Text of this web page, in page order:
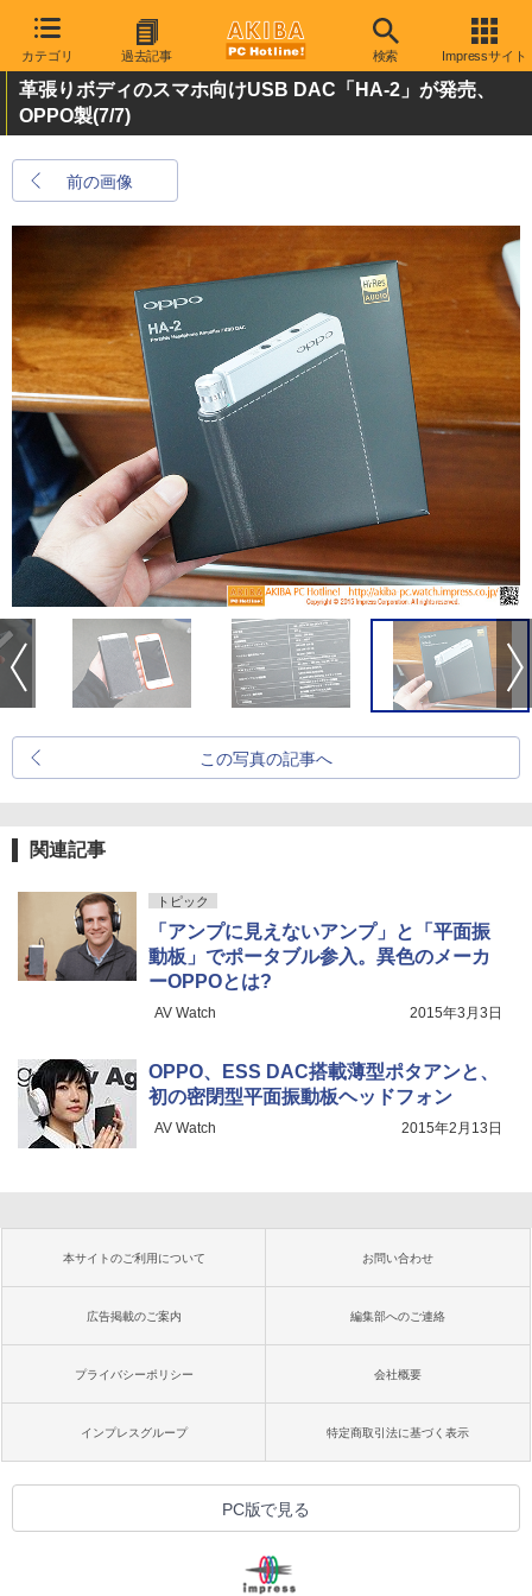
カテゴリ 過去記事 検索 Impressサイト
革張りボディのスマホ向けUSB DAC「HA-2」が発売、
OPPO製(7/7)
前の画像
この写真の記事へ
関連記事
トピック
「アンプに見えないアンプ」と「平面振
動板」でポータブル参入。異色のメーカ
ーOPPOとは?
AV Watch 2015年3月3日
OPPO、ESS DAC搭載薄型ポタアンと、
初の密閉型平面振動板ヘッドフォン
AV Watch 2015年2月13日
本サイトのご利用について お問い合わせ
広告掲載のご案内 編集部へのご連絡
プライバシーポリシー 会社概要
インプレスグループ 特定商取引法に基づく表示
PC版で見る